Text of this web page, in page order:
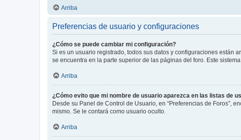
Arriba
Preferencias de usuario y configuraciones
¿Cómo se puede cambiar mi configuración?
Si es un usuario registrado, todos sus datos y configuraciones están
se encuentra en la parte superior de las páginas del foro. Este
Arriba
¿Cómo evito que mi nombre de usuario aparezca en las listas de
Desde su Panel de Control de Usuario, en “Preferencias de Foros”,
mismo. Se le contará como usuario oculto.
Arriba